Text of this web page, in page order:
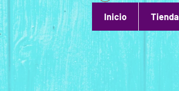
Inicio Tienda